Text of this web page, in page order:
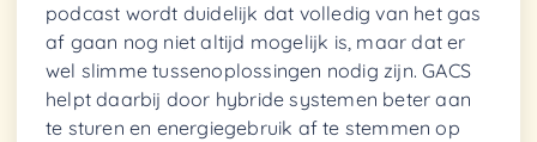
podcast wordt duidelijk dat volledig van het gas
af gaan nog niet altijd mogelijk is, maar dat er
wel slimme tussenoplossingen nodig zijn. GACS
helpt daarbij door hybride systemen beter aan
te sturen en energiegebruik af te stemmen op